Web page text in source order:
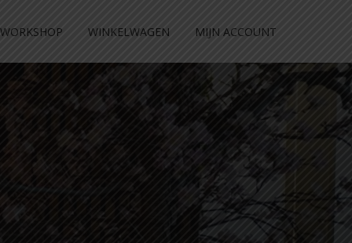
WINKELWAGEN MIJN ACCOUNT